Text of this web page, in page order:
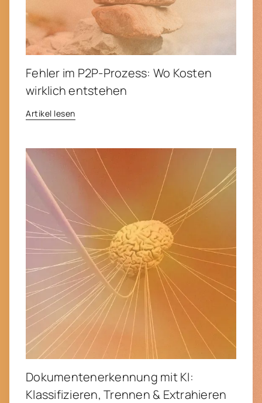
Fehler im P2P-Prozess: Wo Kosten
wirklich entstehen
Artikel lesen
Dokumenten­erkennung mit KI:
Klassifizieren, Trennen & Extrahieren